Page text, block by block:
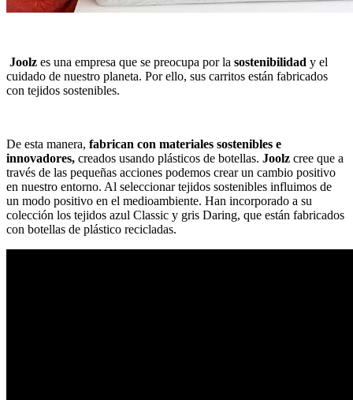
Joolz es una empresa que se preocupa por la sostenibilidad y el
cuidado de nuestro planeta. Por ello, sus carritos están fabricados
con tejidos sostenibles.
De esta manera, fabrican con materiales sostenibles e
innovadores, creados usando plásticos de botellas. Joolz cree que a
través de las pequeñas acciones podemos crear un cambio positivo
en nuestro entorno. Al seleccionar tejidos sostenibles influimos de
un modo positivo en el medioambiente. Han incorporado a su
colección los tejidos azul Classic y gris Daring, que están fabricados
con botellas de plástico recicladas.